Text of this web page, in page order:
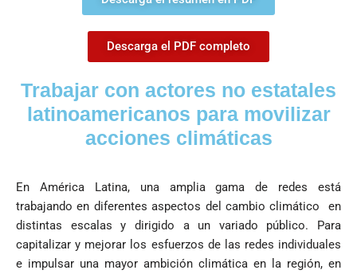
Descarga el PDF completo
Trabajar con actores no estatales
latinoamericanos para movilizar
acciones climáticas
En América Latina, una amplia gama de redes está
trabajando en diferentes aspectos del cambio climático en
distintas escalas y dirigido a un variado público. Para
capitalizar y mejorar los esfuerzos de las redes individuales
e impulsar una mayor ambición climática en la región, en